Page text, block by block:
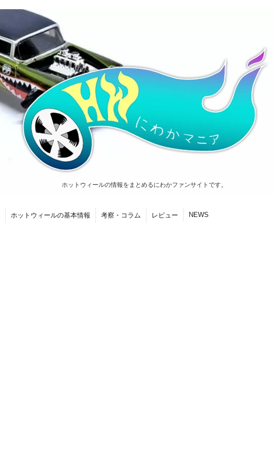
ホットウィールの情報をまとめるにわかファンサイトです。
ホットウィールの基本情報 考察・コラム レビュー NEWS